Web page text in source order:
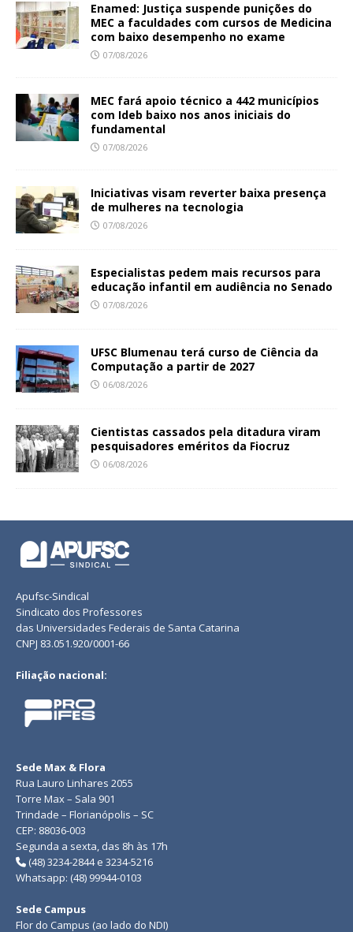
Enamed: Justiça suspende punições do
MEC a faculdades com cursos de Medicina
com baixo desempenho no exame
07/08/2026
MEC fará apoio técnico a 442 municípios
com Ideb baixo nos anos iniciais do
fundamental
07/08/2026
Iniciativas visam reverter baixa presença
de mulheres na tecnologia
07/08/2026
Especialistas pedem mais recursos para
educação infantil em audiência no Senado
07/08/2026
UFSC Blumenau terá curso de Ciência da
Computação a partir de 2027
06/08/2026
Cientistas cassados pela ditadura viram
pesquisadores eméritos da Fiocruz
06/08/2026
Apufsc-Sindical
Sindicato dos Professores
das Universidades Federais de Santa Catarina
CNPJ 83.051.920/0001-66
Filiação nacional:
Sede Max & Flora
Rua Lauro Linhares 2055
Torre Max – Sala 901
Trindade – Florianópolis – SC
CEP: 88036-003
Segunda a sexta, das 8h às 17h
(48) 3234-2844 e 3234-5216
Whatsapp: (48) 99944-0103
Sede Campus
Flor do Campus (ao lado do NDI)